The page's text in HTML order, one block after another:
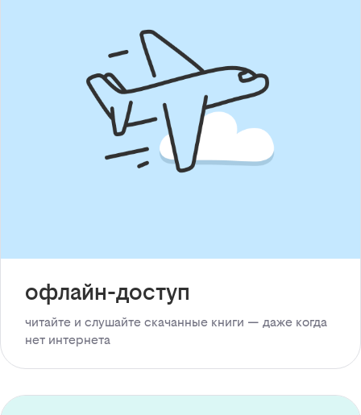
офлайн-доступ
читайте и слушайте скачанные книги — даже когда
нет интернета